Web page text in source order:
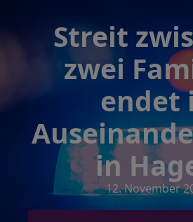
Streit
zwei
endet
in
12. November